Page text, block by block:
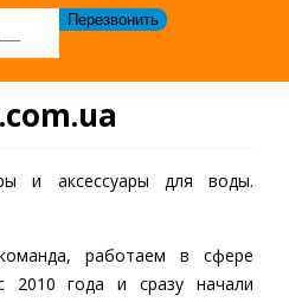
и аксессуары для воды.
работаем в сфере
2010 года и сразу начали